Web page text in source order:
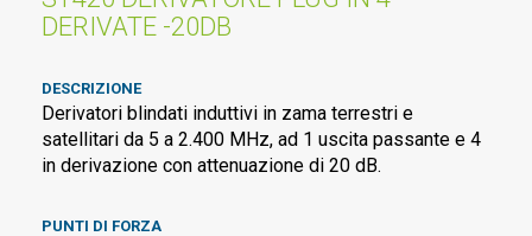
DERIVATE -20DB
DESCRIZIONE
Derivatori blindati induttivi in zama terrestri e
satellitari da 5 a 2.400 MHz, ad 1 uscita passante e 4
in derivazione con attenuazione di 20 dB.
PUNTI DI FORZA